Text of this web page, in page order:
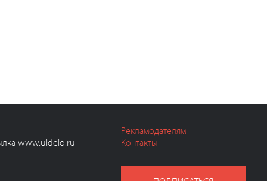
www.uldelo.ru
Рекламодателям
Контакты